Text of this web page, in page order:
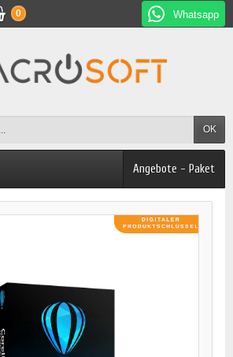
Whatsapp
OK
0
Angebote - Paket